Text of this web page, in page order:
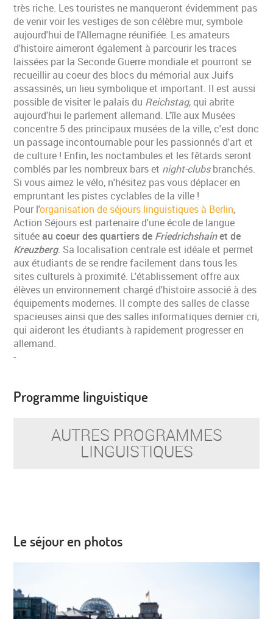
très riche. Les touristes ne manqueront évidemment pas
de venir voir les vestiges de son célèbre mur, symbole
aujourd'hui de l'Allemagne réunifiée. Les amateurs
d'histoire aimeront également à parcourir les traces
laissées par la Seconde Guerre mondiale et pourront se
recueillir au coeur des blocs du mémorial aux Juifs
assassinés, un lieu symbolique et important. Il est aussi
possible de visiter le palais du Reichstag, qui abrite
aujourd'hui le parlement allemand. L'île aux Musées
concentre 5 des principaux musées de la ville, c'est donc
un passage incontournable pour les passionnés d'art et
de culture ! Enfin, les noctambules et les fêtards seront
comblés par les nombreux bars et night-clubsbranchés.
Si vous aimez le vélo, n'hésitez pas vous déplacer en
empruntant les pistes cyclables de la ville !
Pour l'organisation de séjours linguistiques à Berlin,
Action Séjours est partenaire d'une école de langue
situéeau coeur des quartiers de Friedrichshainet de
Kreuzberg. Sa localisation centrale est idéale et permet
aux étudiants de se rendre facilement dans tous les
sites culturels à proximité. L'établissement offre aux
élèves un environnement chargé d'histoire associé à des
équipements modernes. Il compte des salles de classe
spacieuses ainsi que des salles informatiques dernier cri,
qui aideront les étudiants à rapidement progresser en
allemand.
-
Programme linguistique
AUTRES PROGRAMMES
LINGUISTIQUES
Le séjour en photos